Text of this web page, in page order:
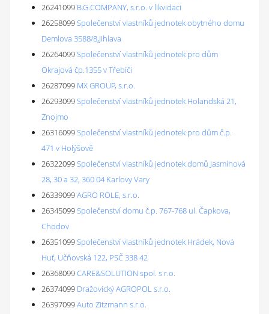
26241099 B.G.COMPANY, s.r.o. v likvidaci
26258099Společenství vlastníků jednotek obytného domu
Demlova 3588/8,Jihlava
26264099Společenství vlastníků jednotek pro dům
Okrajová čp.1355 v Třebíči
26287099 MX GROUP, s.r.o.
26293099Společenství vlastníků jednotek Holandská 21,
Znojmo
26316099Společenství vlastníků jednotek pro dům č.p.
471 v Holýšově
26322099Společenství vlastníků jednotek domů Jasmínová
28, 30 a 32, 360 04 Karlovy Vary
26339099AGRO ROLE, s.r.o.
26345099Společenství domu č.p. 767-768 ul. Čapkova,
Chodov
26351099Společenství vlastníků jednotek Hrádek, Nová
Huť, Učňovská 122, PSČ 338 42
26368099CARE&SOLUTION spol. s r.o.
26374099 Dražovický AGROPOL s.r.o.
26397099Auto Zitzmann s.r.o.